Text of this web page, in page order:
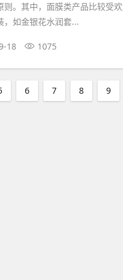
则。其中，面膜类产品比较受
，如金银花水润套...
18 1075
6 7 8 9